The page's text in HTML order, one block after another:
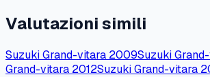
Valutazioni simili
SuzukiGrand-vitara 2009Suzuki
Grand-vitara 2012SuzukiGrand-vitara